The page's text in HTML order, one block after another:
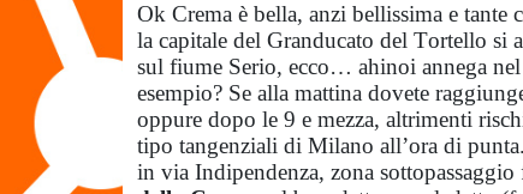
Ok Crema è bella, anzi bellissima e
la capitale del Granducato del Tortello si
sul fiume Serio, ecco… ahinoi annega
esempio? Se alla mattina dovete
oppure dopo le 9 e mezza, altrimenti
tipo tangenziali di Milano all’ora di
in via Indipendenza, zona